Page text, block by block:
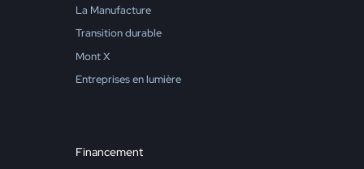
La Manufacture
Transition durable
Mont X
Entreprises en lumière
Financement